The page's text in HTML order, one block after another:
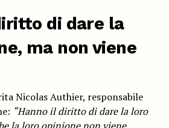
di dare la
ma non viene
Nicolas Authier, responsabile
“Hanno il diritto di dare la loro